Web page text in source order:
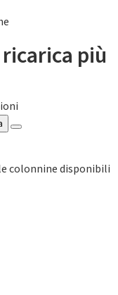
più
colonnine disponibili